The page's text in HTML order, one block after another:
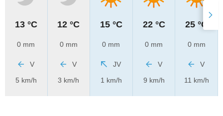
13 °C
0 mm
V
5 km/h
12 °C
0 mm
V
3 km/h
15 °C
0 mm
JV
1 km/h
22 °C
0 mm
V
9 km/h
25 °C
0 mm
V
11 km/h